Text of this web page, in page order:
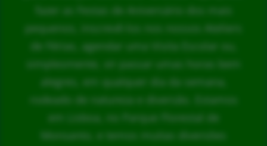
fazer as Festas de Aniversário dos mais
pequenos, inscrevê-los nos nossos Ateliers
de Férias, agendar uma Visita Escolar ou,
simplesmente, vir passar umas horas bem
alegres, em qualquer dia da semana,
rodeado de natureza e diversão. Estamos
em Lisboa, no Parque Florestal de
Monsanto, e temos muitas diversões